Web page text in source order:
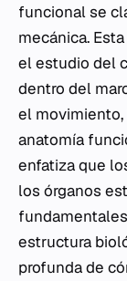
funcional se
mecánica.
el estudio del
dentro del
el movimiento,
anatomía
enfatiza que
los órganos
estructura
profunda de